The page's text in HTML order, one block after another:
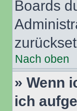
Boards
Nach oben
» Wenn
ich